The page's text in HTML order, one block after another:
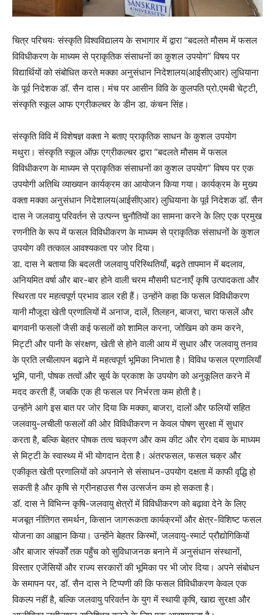
चित्र परिचयः संस्कृति विश्वविद्यालय के सभागार में द्वारा “बदलते मौसम में फसल
विविधीकरण के माध्यम से प्राकृतिक संसाधनों का कुशल उपयोग” विषय पर
विद्यार्थियों को संबोधित करते मक्का अनुसंधान निदेशालय(आईसीएआर) लुधियाना
के पूर्व निदेशक डॉ. सैन दास। मंच पर आसीन विवि के कुलपति प्रो.एमबी चेट्टी,
संस्कृति स्कूल आफ एग्रीकल्चर के डीन डा. कंचन सिंह।
संस्कृति विवि में विशेषज्ञ वक्ता ने बताए प्राकृतिक साधन के कुशल उपयोग
मथुरा। संस्कृति स्कूल ऑफ़ एग्रीकल्चर द्वारा “बदलते मौसम में फसल
विविधीकरण के माध्यम से प्राकृतिक संसाधनों का कुशल उपयोग” विषय पर एक
उपयोगी अतिथि व्याख्यान कार्यक्रम का आयोजन किया गया। कार्यक्रम के मुख्य
वक्ता मक्का अनुसंधान निदेशालय(आईसीएआर) लुधियाना के पूर्व निदेशक डॉ. सैन
दास ने जलवायु परिवर्तन से उत्पन्न चुनौतियों का सामना करने के लिए एक प्रमुख
रणनीति के रूप में फसल विविधीकरण के माध्यम से प्राकृतिक संसाधनों के कुशल
उपयोग की तत्काल आवश्यकता पर जोर दिया।
डा. दास ने बताया कि बदलती जलवायु परिस्थितियाँ, बढ़ते तापमान में बदलाव,
अनियमित वर्षा और बार-बार होने वाली चरम मौसमी घटनाएँ कृषि उत्पादकता और
स्थिरता पर महत्वपूर्ण प्रभाव डाल रही हैं। उन्होंने कहा कि फसल विविधीकरण
यानी मौजूदा खेती प्रणालियों में अनाज, दालें, तिलहन, बाजरा, चारा फसलें और
बागवानी फसलों जैसी कई फसलों को शामिल करना, जोखिम को कम करने,
मिट्टी और पानी के संरक्षण, खेती से होने वाली आय में सुधार और जलवायु तनाव
के प्रति लचीलापन बढ़ाने में महत्वपूर्ण भूमिका निभाता है। विविध फसल प्रणालियाँ
भूमि, पानी, पोषक तत्वों और सूर्य के प्रकाश के उपयोग को अनुकूलित करने में
मदद करती हैं, जबकि एक ही फसल पर निर्भरता कम होती है।
उन्होंने आगे इस बात पर जोर दिया कि मक्का, बाजरा, दालों और फलियों सहित
जलवायु-लचीली फसलों की ओर विविधीकरण न केवल पोषण सुरक्षा में सुधार
करता है, बल्कि बेहतर पोषक तत्व चक्रण और कम कीट और रोग दबाव के माध्यम
से मिट्टी के स्वास्थ्य में भी योगदान देता है। अंतरफसल, फसल चक्र और
एकीकृत खेती प्रणालियों को अपनाने से संसाधन-उपयोग दक्षता में काफी वृद्धि हो
सकती है और कृषि से ग्रीनहाउस गैस उत्सर्जन कम हो सकता है।
डॉ. दास ने विभिन्न कृषि-जलवायु क्षेत्रों में विविधीकरण को बढ़ावा देने के लिए
मजबूत नीतिगत समर्थन, किसान जागरूकता कार्यक्रमों और क्षेत्र-विशिष्ट फसल
योजना का आह्वान किया। उन्होंने बेहतर किस्मों, जलवायु-स्मार्ट प्रौद्योगिकियों
और बाजार संपर्कों तक पहुँच को सुविधाजनक बनाने में अनुसंधान संस्थानों,
विस्तार एजेंसियों और राज्य सरकारों की भूमिका पर भी जोर दिया। अपने संबोधन
के समापन पर, डॉ. सैन दास ने टिप्पणी की कि फसल विविधीकरण केवल एक
विकल्प नहीं है, बल्कि जलवायु परिवर्तन के युग में स्थायी कृषि, खाद्य सुरक्षा और